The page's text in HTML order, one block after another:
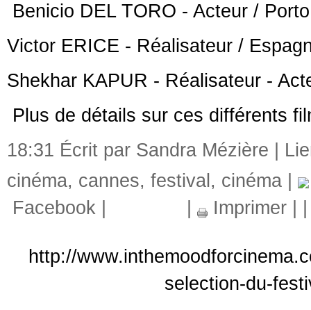
Benicio DEL TORO ‐ Acteur /
Victor ERICE ‐ Réalisateur /
Shekhar KAPUR ‐ Réalisateur ‐
Plus de détails sur ces différents
18:31 Écrit par Sandra Mézière |
cinéma, cannes, festival , cinéma
Facebook
Imprimer
http://
selection-du-